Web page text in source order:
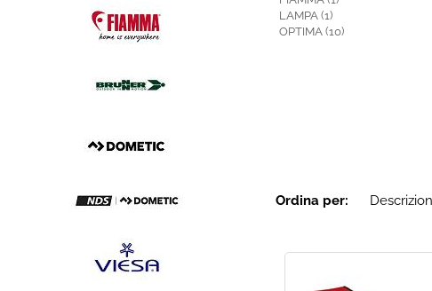
LAMPA (1)
OPTIMA (10)
Ordina per: